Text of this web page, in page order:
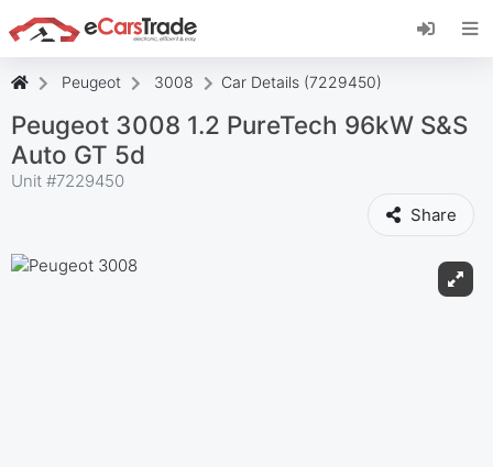
Установите веб-приложение eCarsTrade,
добавьте его на главный экран и получайте
Peugeot 3008 Car Details (7229450)
Peugeot 3008 1.2 PureTech 96kW S&S
Auto GT 5d
Unit #7229450
Share